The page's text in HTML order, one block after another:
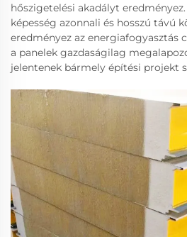
hőszigetelési akadályt
képesség azonnali és hosszú távú
eredményez az energiafogyasztás
a panelek gazdaságilag
jelentenek bármely építési projekt